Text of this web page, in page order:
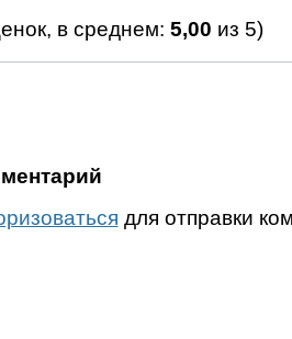
в среднем: 5,00 из 5)
для отправки